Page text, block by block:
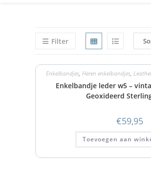
Filter
Enkelbandjes, Heren enkelbandjes,
Enkelbandje leder w5 –
Geoxideerd
€59,95
Toevoegen aan